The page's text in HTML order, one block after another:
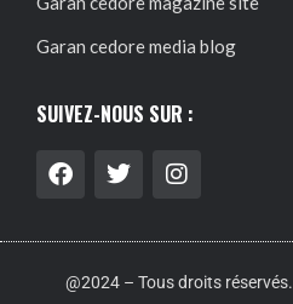
Garan cedore media blog
SUIVEZ-NOUS SUR :
@2024 – Tous droits réservés.